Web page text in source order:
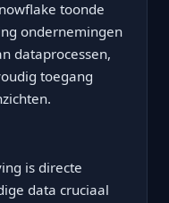
toonde
ondernemingen
dataprocessen,
toegang
is directe
data cruciaal